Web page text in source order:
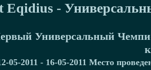
Eqidius -
Универсальный
05-2011 - 16-05-2011 Место